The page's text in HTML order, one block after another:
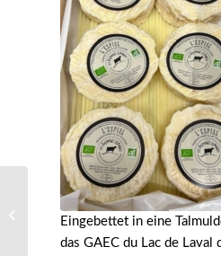
Eingebettet in eine
das GAEC du Lac de
51005 – Le Tracou D
Angele BIO